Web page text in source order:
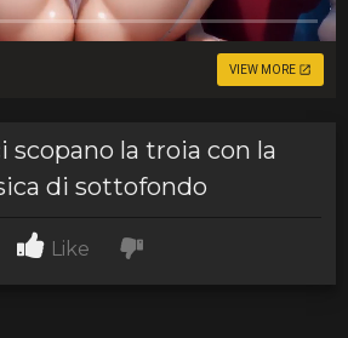
VIEW MORE
scopano la troia con la
di sottofondo
Like